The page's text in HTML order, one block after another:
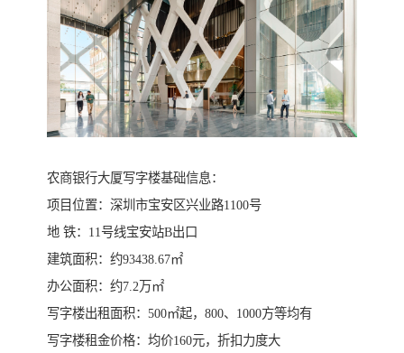
农商银行大厦写字楼基础信息：
项目位置：深圳市宝安区兴业路1100号
地 铁：11号线宝安站B出口
建筑面积：约93438.67㎡
办公面积：约7.2万㎡
写字楼出租面积：500㎡起，800、1000方等均有
写字楼租金价格：均价160元，折扣力度大